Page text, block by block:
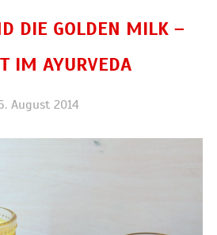
DIE GOLDEN MILK –
IM AYURVEDA
August 2014